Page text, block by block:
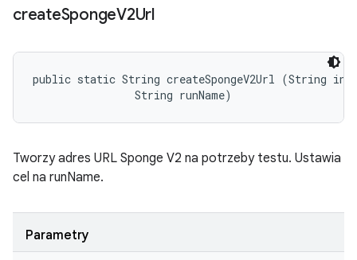
createSpongeV2Url
public static String createSpongeV2Url (String
                String runName)
Tworzy adres URL Sponge V2 na potrzeby testu. Ustawia
cel na runName.
Parametry